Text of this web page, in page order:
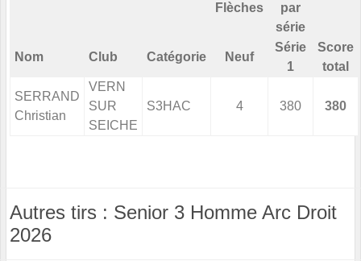
Flèches
par
série
Nom Club Catégorie Neuf
Série
1
Score
total
SERRAND
Christian
VERN
SUR
SEICHE
S3HAC 4 380 380
Autres tirs : Senior 3 Homme Arc Droit
2026